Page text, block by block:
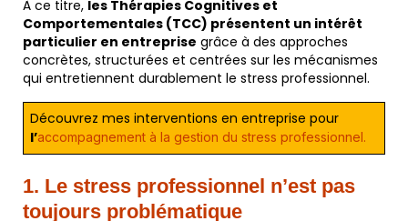
À ce titre, les Thérapies Cognitives et
Comportementales (TCC) présentent un intérêt
particulier en entreprise grâce à des approches
concrètes, structurées et centrées sur les mécanismes
qui entretiennent durablement le stress professionnel.
Découvrez mes interventions en entreprise pour
l’accompagnement à la gestion du stress professionnel.
1. Le stress professionnel n’est pas
toujours problématique